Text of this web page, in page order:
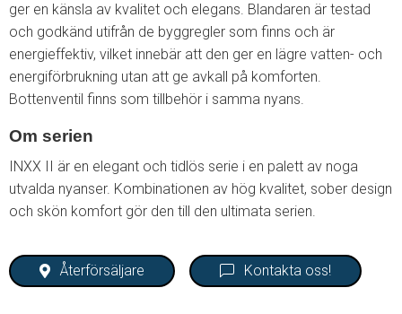
ger en känsla av kvalitet och elegans. Blandaren är testad
och godkänd utifrån de byggregler som finns och är
energieffektiv, vilket innebär att den ger en lägre vatten- och
energiförbrukning utan att ge avkall på komforten.
Bottenventil finns som tillbehör i samma nyans.
Om serien
INXX II är en elegant och tidlös serie i en palett av noga
utvalda nyanser. Kombinationen av hög kvalitet, sober design
och skön komfort gör den till den ultimata serien.
Återförsäljare Kontakta oss!